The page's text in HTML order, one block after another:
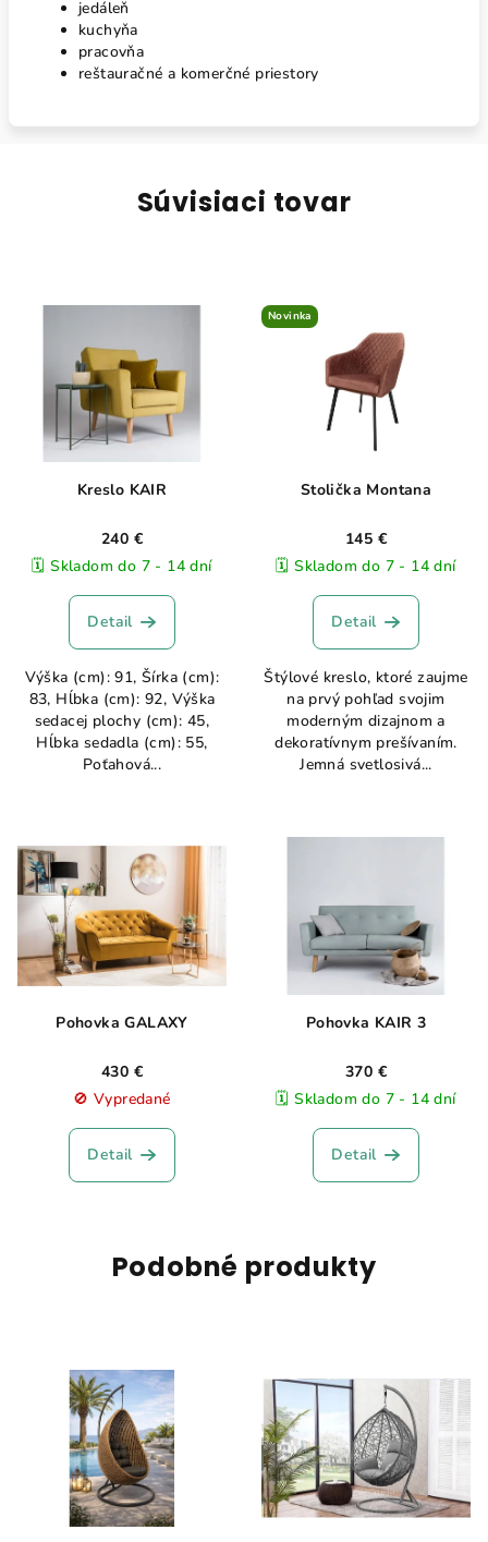
jedáleň
kuchyňa
pracovňa
reštauračné a komerčné priestory
Súvisiaci tovar
Kreslo KAIR
240 €
🗓️ Skladom do 7 - 14 dní
Detail
Výška (cm): 91, Šírka (cm):
83, Hĺbka (cm): 92, Výška
sedacej plochy (cm): 45,
Hĺbka sedadla (cm): 55,
Poťahová...
Novinka
Stolička Montana
145 €
🗓️ Skladom do 7 - 14 dní
Detail
Štýlové kreslo, ktoré zaujme
na prvý pohľad svojim
moderným dizajnom a
dekoratívnym prešívaním.
Jemná svetlosivá...
Pohovka GALAXY
430 €
🚫 Vypredané
Detail
Pohovka KAIR 3
370 €
🗓️ Skladom do 7 - 14 dní
Detail
Podobné produkty